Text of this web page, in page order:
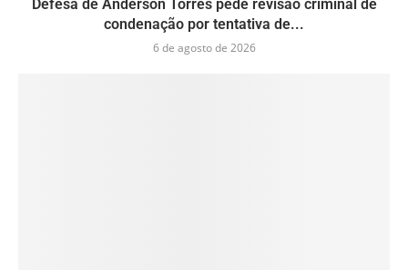
Defesa de Anderson Torres pede revisão criminal de
condenação por tentativa de...
6 de agosto de 2026